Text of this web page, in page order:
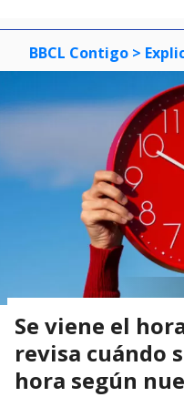
BBCL Contigo >
Se viene el
revisa cuándo
hora según